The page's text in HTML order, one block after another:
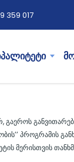
359 017
გაეროს
მერისთვის